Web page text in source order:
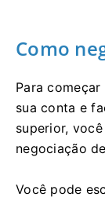
Como
Para
sua conta e
superior,
negociação
Você pode